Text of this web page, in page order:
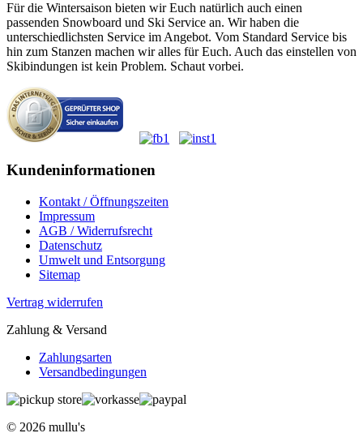
Für die Wintersaison bieten wir Euch natürlich auch einen
passenden Snowboard und Ski Service an. Wir haben die
unterschiedlichsten Service im Angebot. Vom Standard Service bis
hin zum Stanzen machen wir alles für Euch. Auch das einstellen von
Skibindungen ist kein Problem. Schaut vorbei.
Kundeninformationen
Kontakt / Öffnungszeiten
Impressum
AGB / Widerrufsrecht
Datenschutz
Umwelt und Entsorgung
Sitemap
Vertrag widerrufen
Zahlung & Versand
Zahlungsarten
Versandbedingungen
© 2026 mullu's